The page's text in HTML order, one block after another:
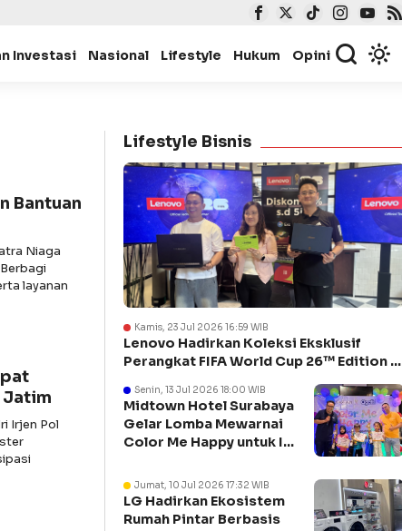
Investasi Nasional Lifestyle Hukum Opini
Bantuan
Niaga
layanan
Jatim
Irjen Pol
Lifestyle Bisnis
Kamis, 23 Jul 2026 16:59 WIB
Lenovo Hadirkan Koleksi Eksklusif
Perangkat FIFA World Cup 26™ Edition di
Senin, 13 Jul 2026 18:00 WIB
Midtown Hotel Surabaya
Gelar Lomba Mewarnai
Color Me Happy untuk Isi
Jumat, 10 Jul 2026 17:32 WIB
LG Hadirkan Ekosistem
Rumah Pintar Berbasis